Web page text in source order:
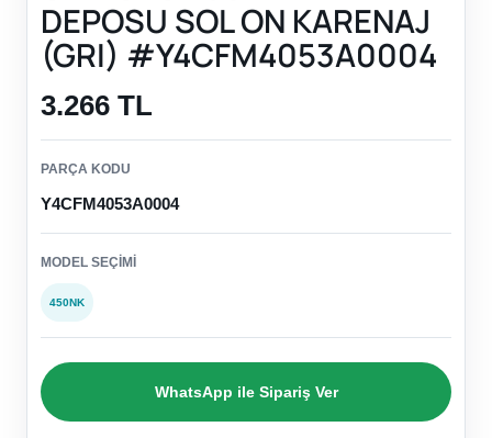
DEPOSU SOL ON KARENAJ
(GRI) #Y4CFM4053A0004
3.266 TL
PARÇA KODU
Y4CFM4053A0004
MODEL SEÇIMI
450NK
WhatsApp ile Sipariş Ver